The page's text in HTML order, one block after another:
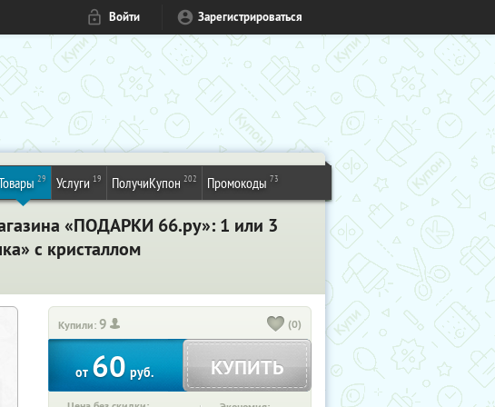
Войти Зарегистрироваться
29 Услуги 19 ПолучиКупон 202 Промокоды 73
«ПОДАРКИ 66.ру»: 1 или 3
с кристаллом
Купили:9 (0)
от 60руб. КУПИТЬ